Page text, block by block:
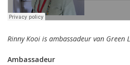
Rinny Kooi is ambassadeur van Green
Ambassadeur